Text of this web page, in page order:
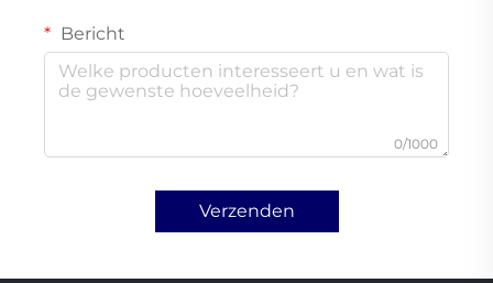
Bericht
0/1000
Verzenden